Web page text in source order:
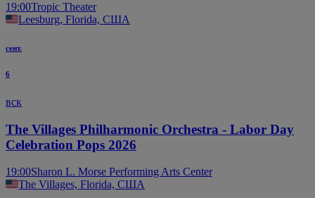
19:00Tropic Theater
Leesburg, Florida, США
сент.
6
вск
The Villages Philharmonic Orchestra - Labor Day
Celebration Pops 2026
19:00Sharon L. Morse Performing Arts Center
The Villages, Florida, США